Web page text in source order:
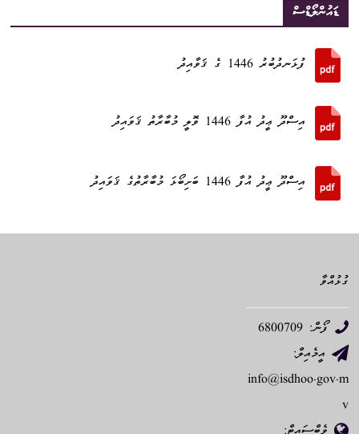
ޑައުންލޯޑްސް
ފުޅަނދުބުރު 1446 ގެ ޤަވާއިދު
އިސްދޫ ޢީދު އުފާ 1446 ވޮލީ މުބާރާތު ޤަވައިދު
އިސްދޫ ޢީދު އުފާ 1446 ބަށިބޯޅަ މުބާރާތުގެ ޤަވައިދު
ގުޅުއްވާ
ފޯން: 6800709
އީމެއިލް:
info@isdhoo.gov.m
v